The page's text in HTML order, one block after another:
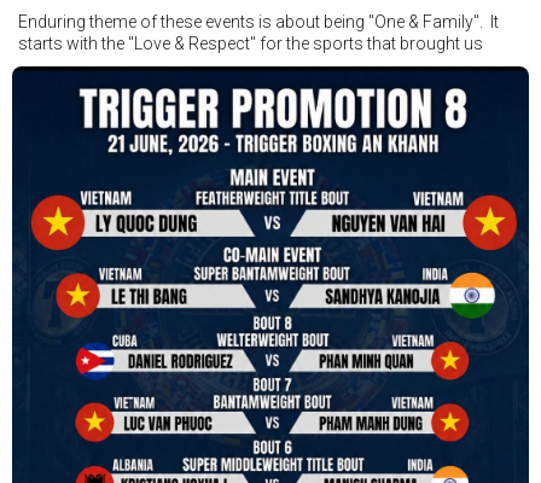
Enduring theme of these events is about being "One & Family". It
starts with the "Love & Respect" for the sports that brought us
together. To help each other get better, to share experiences, and
remembering that it is all about protecting the safety of the boxers
in and out of the ring. It is not about power over them but rather
power to serve, guide, advice, and respect the path they chose. We
strive to make it a little smoother and safer.
VBO is pleased to welcome
Vietnam Boxing Federation - VBF
to join the convention in the organizing committee. We are joining
hands to restart professional boxing in Vietnam. Stay stuned.
We will release more photos once IBF has had the chance to
review them and release it officially.
#ibfconvention
#grandhotram
#professionalboxing
#41stibfconvention